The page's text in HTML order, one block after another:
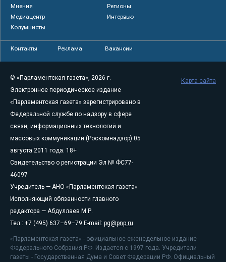
Мнения
Регионы
Медиацентр
Интервью
Колумнисты
Контакты Реклама Вакансии
© «Парламентская газета», 2026 г.
Электронное периодическое издание
«Парламентская газета» зарегистрировано в
Федеральной службе по надзору в сфере
связи, информационных технологий и
массовых коммуникаций (Роскомнадзор) 05
августа 2011 года. 18+
Свидетельство о регистрации Эл № ФС77-
46097
Учредитель — АНО «Парламентская газета»
Исполняющий обязанности главного
редактора — Абдуллаев М.Р.
Тел.: +7 (495) 637–69–79 E-mail: pg@pnp.ru
«Парламентская газета» - официальное еженедельное издание
Федерального Собрания РФ. Издается с 1997 года. Учредители
газеты - Государственная Дума и Совет Федерации РФ. Официальный
Карта сайта